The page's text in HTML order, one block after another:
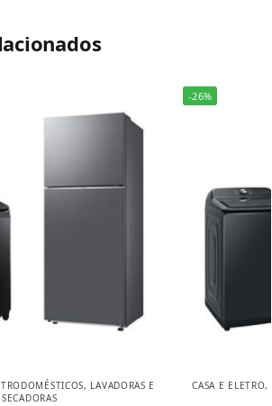
, LAVADORAS E
SECADORAS
-26%
CASA E ELETRO,